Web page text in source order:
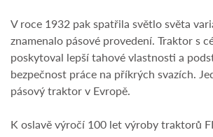
V roce 1932 pak spatřila světlo světa
znamenalo pásové provedení. Traktor s
poskytoval lepší tahové vlastnosti a
bezpečnost práce na příkrých svazích.
pásový traktor v Evropě.
K oslavě výročí 100 let výroby traktorů